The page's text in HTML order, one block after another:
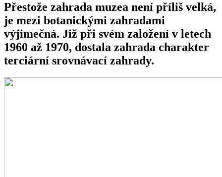
Přestože zahrada muzea není příliš velká,
je mezi botanickými zahradami
výjimečná. Již při svém založení v letech
1960 až 1970, dostala zahrada charakter
terciární srovnávací zahrady.